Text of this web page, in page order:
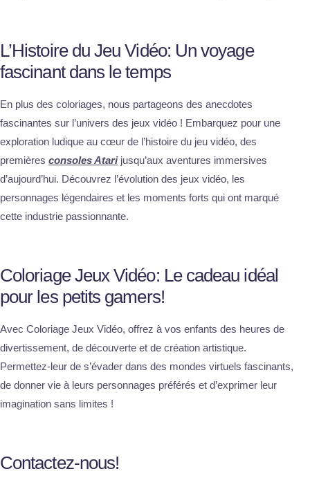
L’Histoire du Jeu Vidéo: Un voyage
fascinant dans le temps
En plus des coloriages, nous partageons des anecdotes
fascinantes sur l’univers des jeux vidéo ! Embarquez pour une
exploration ludique au cœur de l’histoire du jeu vidéo, des
premières consoles Atarijusqu’aux aventures immersives
d’aujourd’hui. Découvrez l’évolution des jeux vidéo, les
personnages légendaires et les moments forts qui ont marqué
cette industrie passionnante.
Coloriage Jeux Vidéo: Le cadeau idéal
pour les petits gamers!
Avec Coloriage Jeux Vidéo, offrez à vos enfants des heures de
divertissement, de découverte et de création artistique.
Permettez-leur de s’évader dans des mondes virtuels fascinants,
de donner vie à leurs personnages préférés et d’exprimer leur
imagination sans limites !
Contactez-nous!